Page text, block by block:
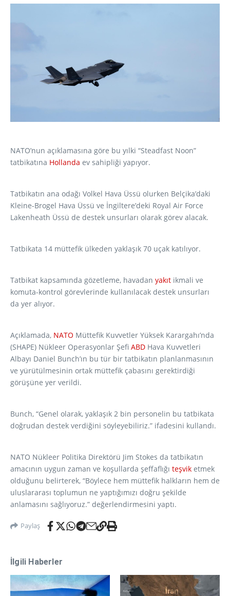
NATO’nun açıklamasına göre bu yılki “Steadfast Noon”
tatbikatına Hollanda ev sahipliği yapıyor.
Tatbikatın ana odağı Volkel Hava Üssü olurken Belçika’daki
Kleine-Brogel Hava Üssü ve İngiltere’deki Royal Air Force
Lakenheath Üssü de destek unsurları olarak görev alacak.
Tatbikata 14 müttefik ülkeden yaklaşık 70 uçak katılıyor.
Tatbikat kapsamında gözetleme, havadan yakıt ikmali ve
komuta-kontrol görevlerinde kullanılacak destek unsurları
da yer alıyor.
Açıklamada, NATO Müttefik Kuvvetler Yüksek Karargahı’nda
(SHAPE) Nükleer Operasyonlar Şefi ABD Hava Kuvvetleri
Albayı Daniel Bunch’ın bu tür bir tatbikatın planlanmasının
ve yürütülmesinin ortak müttefik çabasını gerektirdiği
görüşüne yer verildi.
Bunch, “Genel olarak, yaklaşık 2 bin personelin bu tatbikata
doğrudan destek verdiğini söyleyebiliriz.” ifadesini kullandı.
NATO Nükleer Politika Direktörü Jim Stokes da tatbikatın
amacının uygun zaman ve koşullarda şeffaflığı teşvik etmek
olduğunu belirterek, “Böylece hem müttefik halkların hem de
uluslararası toplumun ne yaptığımızı doğru şekilde
anlamasını sağlıyoruz.” değerlendirmesini yaptı.
Paylaş
İlgili Haberler